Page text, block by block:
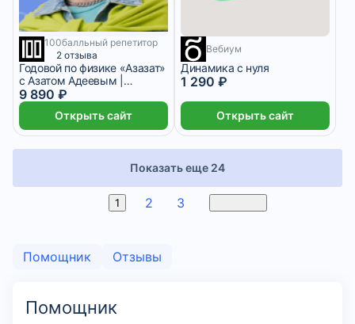
9 месяцев
100балльный репетитор
2 отзыва
Годовой по физике «Азазат»
с Азатом Адеевым |
ОГЭ-2026/2027
9 890 ₽
Открыть сайт
1 месяцВебиум
Динамика с нуля
1 290 ₽
Открыть сайт
Показать еще 24
1 2 3
Помощник Отзывы
Помощник